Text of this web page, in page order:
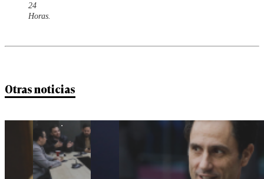
24
Horas.
Otras noticias